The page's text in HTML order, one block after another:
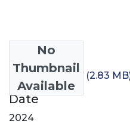
No
Thumbnail
Available
1001505790.pdf (2.83
Date
2024